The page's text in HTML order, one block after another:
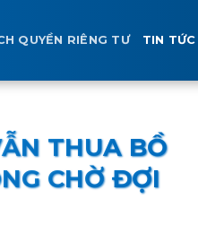
QUYỀN RIÊNG TƯ TIN
THUA BỒ
CHỜ ĐỢI